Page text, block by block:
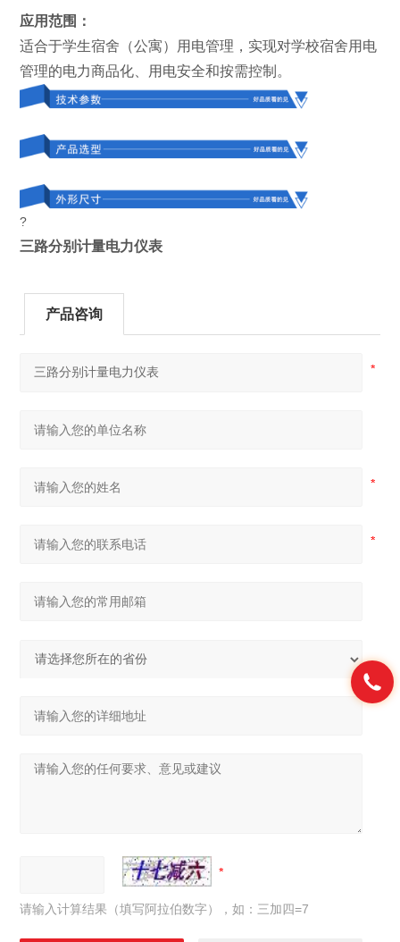
应用范围：
适合于学生宿舍（公寓）用电管理，实现对学校宿舍用电
管理的电力商品化、用电安全和按需控制。
?
三路分别计量电力仪表
产品咨询
请输入计算结果（填写阿拉伯数字），如：三加四=7